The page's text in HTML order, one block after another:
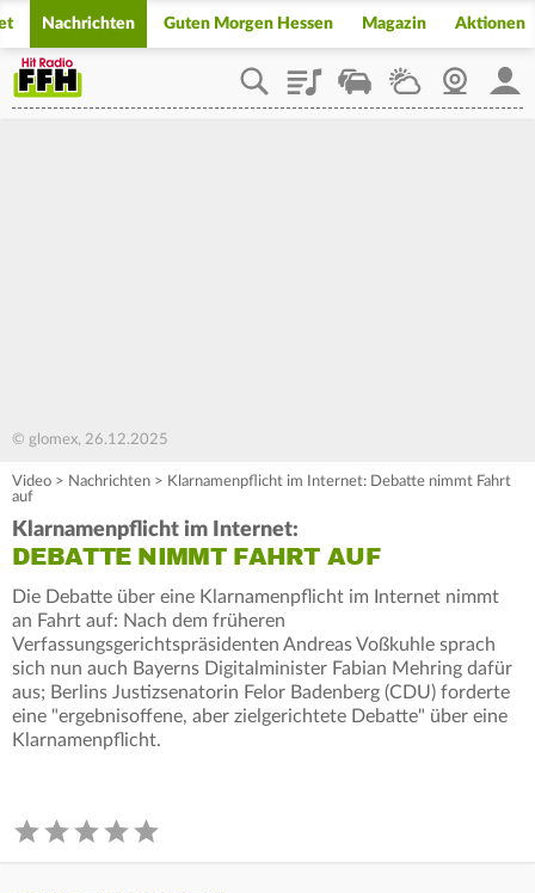
Nachrichten Guten Morgen Hessen Magazin Aktionen
PlaylistStaupilotWetterWebcam
© glomex, 26.12.2025
Video > Nachrichten > Klarnamenpflicht im Internet: Debatte nimmt Fahrt
auf
Klarnamenpflicht im Internet:
DEBATTE NIMMT FAHRT AUF
Die Debatte über eine Klarnamenpflicht im Internet nimmt
an Fahrt auf: Nach dem früheren
Verfassungsgerichtspräsidenten Andreas Voßkuhle sprach
sich nun auch Bayerns Digitalminister Fabian Mehring dafür
aus; Berlins Justizsenatorin Felor Badenberg (CDU) forderte
eine "ergebnisoffene, aber zielgerichtete Debatte" über eine
Klarnamenpflicht.